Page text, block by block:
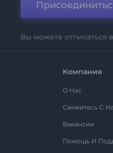
Вы можете отписаться
Компания
О Нас
Свяжитесь С
Вакансии
Помощь И